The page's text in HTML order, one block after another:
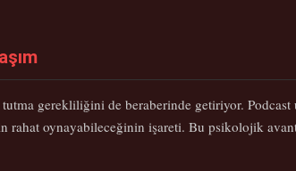
gerekliliğini de beraberinde getiriyor. Podcast
rahat oynayabileceğinin işareti. Bu psikolojik